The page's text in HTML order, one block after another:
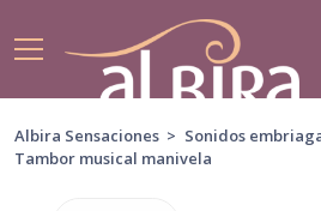
Albira Sensaciones > Sonidos
Tambor musical manivela